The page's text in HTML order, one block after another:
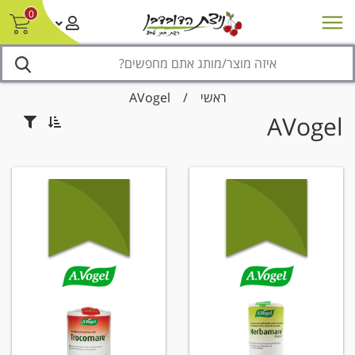
0
מבצעים סניפים צור קשר/ביטול הזמנה
ראשי /
AVogel
AVogel